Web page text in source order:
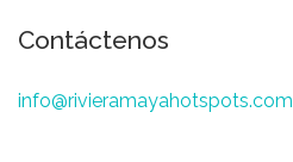
Contáctenos
info@rivieramayahotspots.com